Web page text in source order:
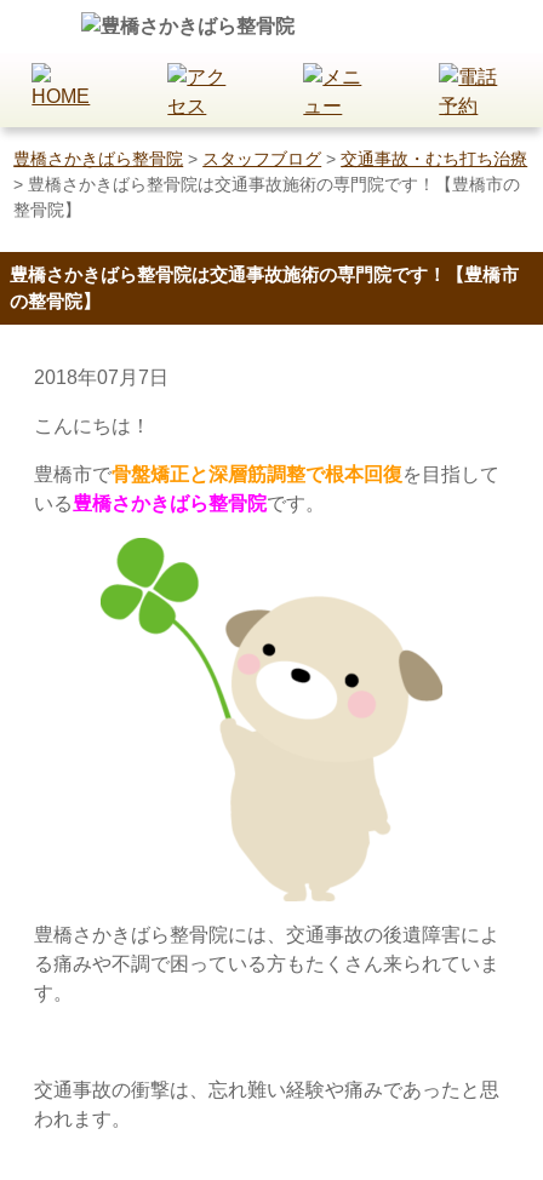
豊橋さかきばら整骨院 > スタッフブログ >交通事故・むち打ち治療
> 豊橋さかきばら整骨院は交通事故施術の専門院です！【豊橋市の
整骨院】
豊橋さかきばら整骨院は交通事故施術の専門院です！【豊橋市
の整骨院】
2018年07月7日
こんにちは！
豊橋市で骨盤矯正と深層筋調整で根本回復を目指して
いる豊橋さかきばら整骨院です。
豊橋さかきばら整骨院には、交通事故の後遺障害によ
る痛みや不調で困っている方もたくさん来られていま
す。
交通事故の衝撃は、忘れ難い経験や痛みであったと思
われます。